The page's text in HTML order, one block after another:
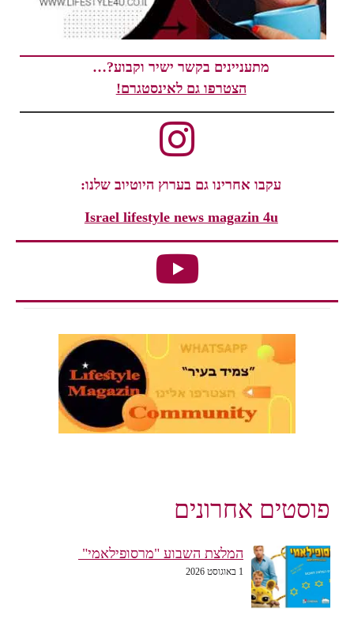
מתעניינים בקשר ישיר וקבוע?…
הצטרפו גם לאינסטגרם!
עקבו אחרינו גם בערוץ היוטיוב שלנו:
Israel lifestyle news magazin 4u
פוסטים אחרונים
המלצת השבוע "מרסופילאמי"
1 באוגוסט 2026